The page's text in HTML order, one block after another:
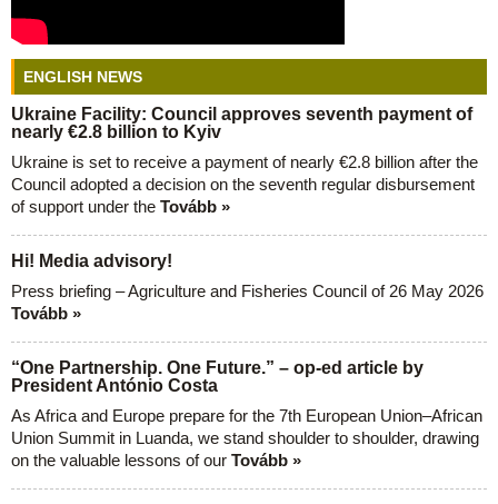
ENGLISH NEWS
Ukraine Facility: Council approves seventh payment of
nearly €2.8 billion to Kyiv
Ukraine is set to receive a payment of nearly €2.8 billion after the
Council adopted a decision on the seventh regular disbursement
of support under the Tovább »
Hi! Media advisory!
Press briefing – Agriculture and Fisheries Council of 26 May 2026
Tovább »
“One Partnership. One Future.” – op-ed article by
President António Costa
As Africa and Europe prepare for the 7th European Union–African
Union Summit in Luanda, we stand shoulder to shoulder, drawing
on the valuable lessons of our Tovább »